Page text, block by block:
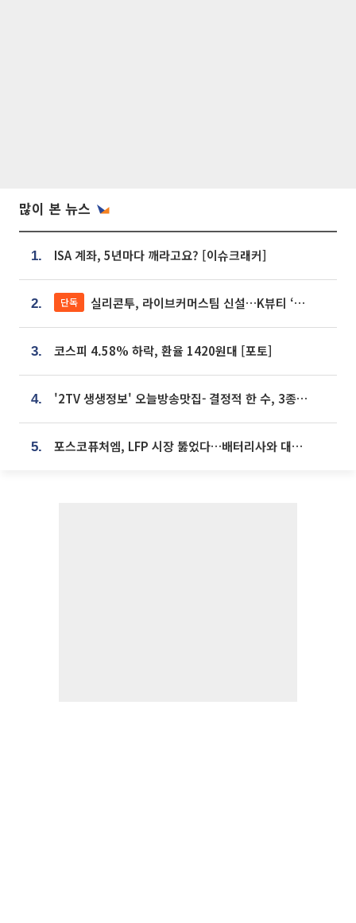
많이 본 뉴스
1. ISA 계좌, 5년마다 깨라고요? [이슈크래커]
2. 단독 실리콘투, 라이브커머스팀 신설…K뷰티 ‘글로벌 판매망’ 확대[K뷰티 라방戰]
3. 코스피 4.58% 하락, 환율 1420원대 [포토]
4. '2TV 생생정보' 오늘방송맛집- 결정적 한 수, 3종 메밀면! 메밀 소바 맛집 '의○○○○'
5. 포스코퓨처엠, LFP 시장 뚫었다…배터리사와 대규모 장기 공급 합의